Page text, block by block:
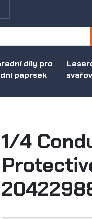
díly pro
paprsek
1/4